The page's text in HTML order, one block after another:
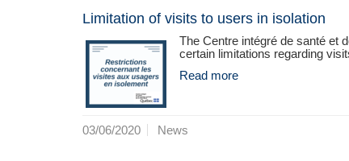
Limitation of visits to users in isolation
The Centre intégré de santé et
certain limitations regarding
Read more
03/06/2020 News